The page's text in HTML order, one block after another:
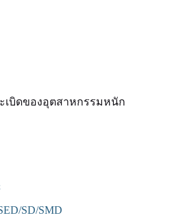
บิดของอุตสาหกรรมหนัก
SD/SMD